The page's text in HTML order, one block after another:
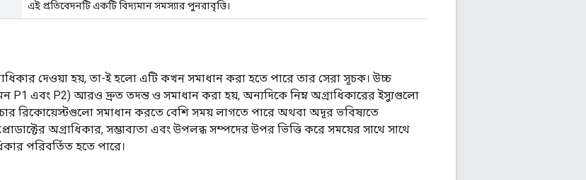
এই প্রতিবেদনটি একটি বিদ্যমান সমস্যার পুনরাবৃত্তি।
দেওয়া হয়, তা-ই হলো এটি কখন সমাধান করা হতে পারে তার সেরা সূচক। উচ্চ
P1 এবং P2) আরও দ্রুত তদন্ত ও সমাধান করা হয়, অন্যদিকে নিম্ন অগ্রাধিকারের ইস্যুগুলো
রিকোয়েস্টগুলো সমাধান করতে বেশি সময় লাগতে পারে অথবা অদূর ভবিষ্যতে
অগ্রাধিকার, সম্ভাব্যতা এবং উপলব্ধ সম্পদের উপর ভিত্তি করে সময়ের সাথে সাথে
পরিবর্তিত হতে পারে।